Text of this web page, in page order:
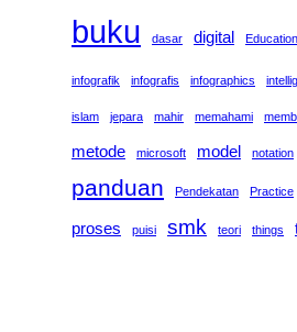
buku dasar digital Education
infografik infografis infographics
islam jepara mahir memahami
metode
microsoft model notation
panduan Pendekatan Practice
proses puisi smk teori things